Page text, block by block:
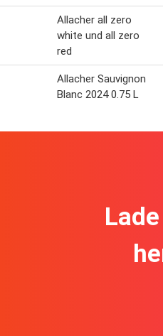
Allacher all zero
white und all zero
red
Allacher Sauvignon
Blanc 2024 0.75 L